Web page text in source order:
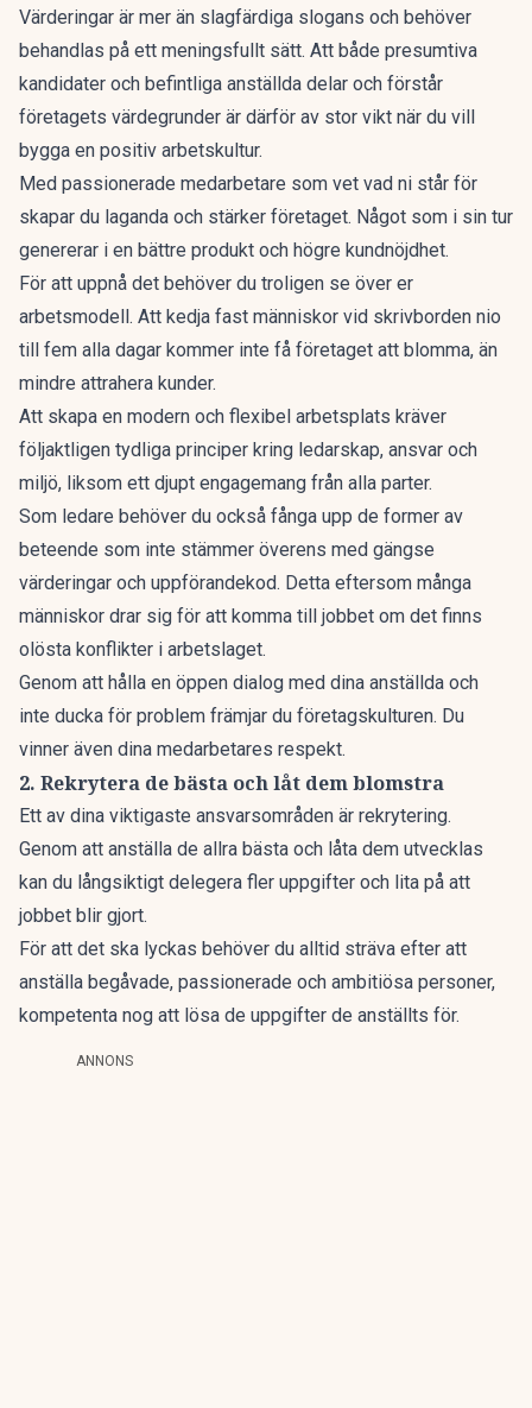
Värderingar är mer än slagfärdiga slogans och behöver
behandlas på ett meningsfullt sätt. Att både presumtiva
kandidater och befintliga anställda delar och förstår
företagets värdegrunder är därför av stor vikt när du vill
bygga en positiv arbetskultur.
Med passionerade medarbetare som vet vad ni står för
skapar du laganda och stärker företaget. Något som i sin tur
genererar i en bättre produkt och högre kundnöjdhet.
För att uppnå det behöver du troligen se över er
arbetsmodell. Att kedja fast människor vid skrivborden nio
till fem alla dagar kommer inte få företaget att blomma, än
mindre attrahera kunder.
Att skapa en modern och flexibel arbetsplats kräver
följaktligen tydliga principer kring ledarskap, ansvar och
miljö, liksom ett djupt engagemang från alla parter.
Som ledare behöver du också fånga upp de former av
beteende som inte stämmer överens med gängse
värderingar och uppförandekod. Detta eftersom många
människor drar sig för att komma till jobbet om det finns
olösta konflikter i arbetslaget.
Genom att hålla en öppen dialog med dina anställda och
inte ducka för problem främjar du företagskulturen. Du
vinner även dina medarbetares respekt.
2. Rekrytera de bästa och låt dem blomstra
Ett av dina viktigaste ansvarsområden är rekrytering.
Genom att anställa de allra bästa och låta dem utvecklas
kan du långsiktigt delegera fler uppgifter och lita på att
jobbet blir gjort.
För att det ska lyckas behöver du alltid sträva efter att
anställa begåvade, passionerade och ambitiösa personer,
kompetenta nog att lösa de uppgifter de anställts för.
ANNONS